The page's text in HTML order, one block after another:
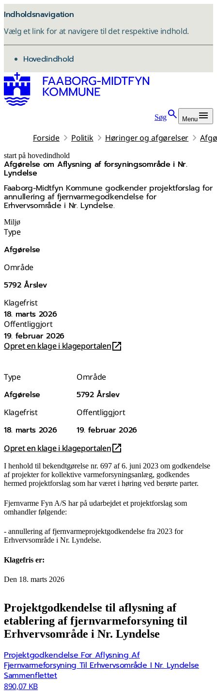
Indholdsnavigation
Vælg et link for at navigere til det respektive indhold.
gå til
Hovedindhold
Søg Menu
Forside Politik Høringer og afgørelser
start på hovedindhold
Afgørelse om Aflysning af forsyningsområde i Nr.
Lyndelse
Faaborg-Midtfyn Kommune godkender projektforslag for
annullering af fjernvarmegodkendelse for
Erhvervsområde i Nr. Lyndelse.
senest opdateret 19. februar 2026
Miljø
Type
Afgørelse
Område
5792 Årslev
Klagefrist
18. marts 2026
Offentliggjort
19. februar 2026
Opret en klage i klageportalen
Type
Afgørelse
Område
5792 Årslev
Klagefrist
18. marts 2026
Offentliggjort
19. februar 2026
Opret en klage i klageportalen
I henhold til bekendtgørelse nr. 697 af 6. juni 2023 om godkendelse
af projekter for kollektive varmeforsyningsanlæg, godkendes
hermed projektforslag som har været i høring ved berørte parter.
Fjernvarme Fyn A/S har på udarbejdet et projektforslag som
omhandler følgende:
- annullering af fjernvarmeprojektgodkendelse fra 2023 for
Erhvervsområde i Nr. Lyndelse.
Klagefris er:
Den 18. marts 2026
Projektgodkendelse til aflysning af
etablering af fjernvarmeforsyning til
Erhvervsområde i Nr. Lyndelse
Projektgodkendelse For Aflysning Af
Fjernvarmeforsyning Til Erhvervsområde I Nr. Lyndelse
Sammenflettet
890,07 KB